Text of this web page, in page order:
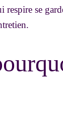
respire se